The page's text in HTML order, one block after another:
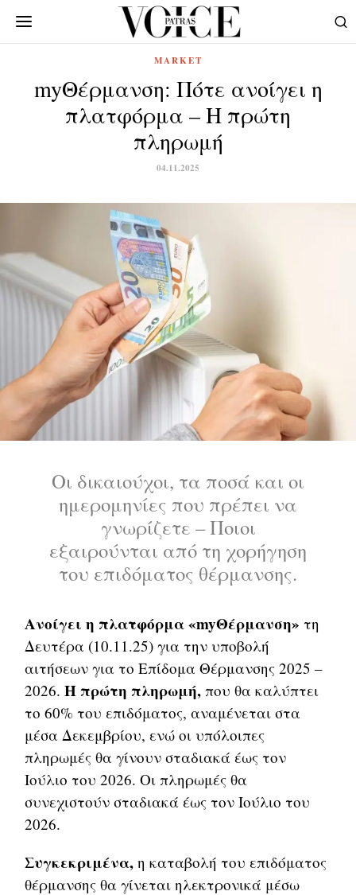
MARKET
myΘέρμανση: Πότε ανοίγει η
πλατφόρμα – Η πρώτη
πληρωμή
04.11.2025
Οι δικαιούχοι, τα ποσά και οι
ημερομηνίες που πρέπει να
γνωρίζετε – Ποιοι
εξαιρούνται από τη χορήγηση
του επιδόματος θέρμανσης.
Aνοίγει η πλατφόρμα «myΘέρμανση» τη
Δευτέρα (10.11.25) για την υποβολή
αιτήσεων για το Επίδομα Θέρμανσης 2025 –
2026.Η πρώτη πληρωμή,που θα καλύπτει
το 60% του επιδόματος, αναμένεται στα
μέσα Δεκεμβρίου, ενώ οι υπόλοιπες
πληρωμές θα γίνουν σταδιακά έως τον
Ιούλιο του 2026. Οι πληρωμές θα
συνεχιστούν σταδιακά έως τον Ιούλιο του
2026.
Συγκεκριμένα, η καταβολή του επιδόματος
θέρμανσης θα γίνεται ηλεκτρονικά μέσω